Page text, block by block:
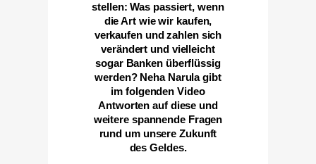
stellen: Was passiert, wenn
die Art wie wir kaufen,
verkaufen und zahlen sich
verändert und vielleicht
sogar Banken überflüssig
werden? Neha Narula gibt
im folgenden Video
Antworten auf diese und
weitere spannende Fragen
rund um unsere Zukunft
des Geldes.